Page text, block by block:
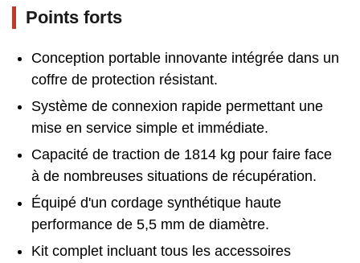
Points forts
Conception portable innovante intégrée dans un
coffre de protection résistant.
Système de connexion rapide permettant une
mise en service simple et immédiate.
Capacité de traction de 1814 kg pour faire face
à de nombreuses situations de récupération.
Équipé d'un cordage synthétique haute
performance de 5,5 mm de diamètre.
Kit complet incluant tous les accessoires